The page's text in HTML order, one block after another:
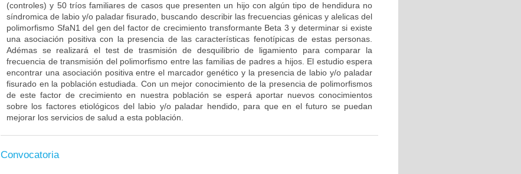
(controles) y 50 tríos familiares de casos que presenten un hijo con algún tipo de hendidura no
síndromica de labio y/o paladar fisurado, buscando describir las frecuencias génicas y alelicas del
polimorfismo SfaN1 del gen del factor de crecimiento transformante Beta 3 y determinar si existe
una asociación positiva con la presencia de las características fenotípicas de estas personas.
Adémas se realizará el test de trasmisión de desquilibrio de ligamiento para comparar la
frecuencia de transmisión del polimorfismo entre las familias de padres a hijos. El estudio espera
encontrar una asociación positiva entre el marcador genético y la presencia de labio y/o paladar
fisurado en la población estudiada. Con un mejor conocimiento de la presencia de polimorfismos
de este factor de crecimiento en nuestra población se esperá aportar nuevos conocimientos
sobre los factores etiológicos del labio y/o paladar hendido, para que en el futuro se puedan
mejorar los servicios de salud a esta población.
Convocatoria